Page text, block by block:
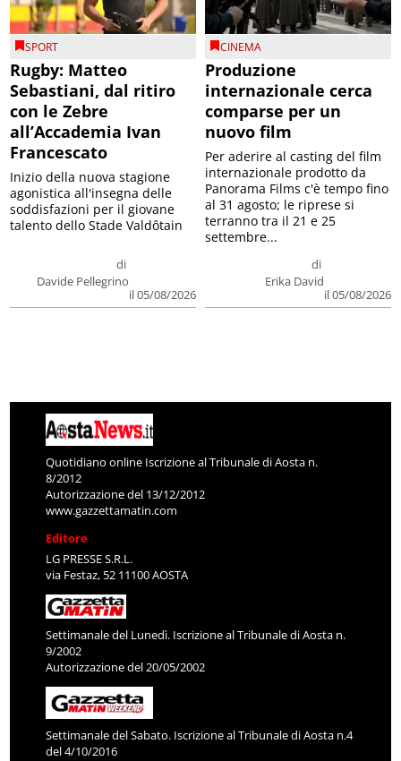
SPORT
Rugby: Matteo
Sebastiani, dal ritiro
con le Zebre
all’Accademia Ivan
Francescato
di
Davide Pellegrino
il 05/08/2026
Inizio della nuova stagione
agonistica all'insegna delle
soddisfazioni per il giovane
talento dello Stade Valdôtain
CINEMA
Produzione
internazionale cerca
comparse per un
nuovo film
di
Erika David
il 05/08/2026
Per aderire al casting del film
internazionale prodotto da
Panorama Films c'è tempo fino
al 31 agosto; le riprese si
terranno tra il 21 e 25
settembre...
Quotidiano online Iscrizione al Tribunale di Aosta n.
8/2012
Autorizzazione del 13/12/2012
www.gazzettamatin.com
Editore
LG PRESSE S.R.L.
via Festaz, 52 11100 AOSTA
Settimanale del Lunedì. Iscrizione al Tribunale di Aosta n.
9/2002
Autorizzazione del 20/05/2002
Settimanale del Sabato. Iscrizione al Tribunale di Aosta n.4
del 4/10/2016